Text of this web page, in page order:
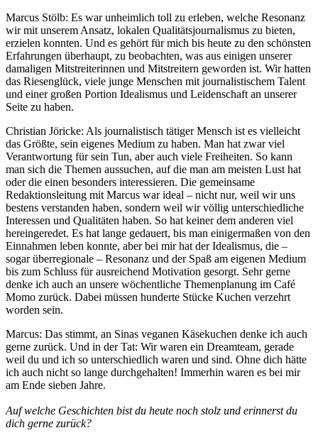
Marcus Stölb: Es war unheimlich toll zu erleben, welche Resonanz
wir mit unserem Ansatz, lokalen Qualitätsjournalismus zu bieten,
erzielen konnten. Und es gehört für mich bis heute zu den schönsten
Erfahrungen überhaupt, zu beobachten, was aus einigen unserer
damaligen Mitstreiterinnen und Mitstreitern geworden ist. Wir hatten
das Riesenglück, viele junge Menschen mit journalistischem Talent
und einer großen Portion Idealismus und Leidenschaft an unserer
Seite zu haben.
Christian Jöricke: Als journalistisch tätiger Mensch ist es vielleicht
das Größte, sein eigenes Medium zu haben. Man hat zwar viel
Verantwortung für sein Tun, aber auch viele Freiheiten. So kann
man sich die Themen aussuchen, auf die man am meisten Lust hat
oder die einen besonders interessieren. Die gemeinsame
Redaktionsleitung mit Marcus war ideal – nicht nur, weil wir uns
bestens verstanden haben, sondern weil wir völlig unterschiedliche
Interessen und Qualitäten haben. So hat keiner dem anderen viel
hereingeredet. Es hat lange gedauert, bis man einigermaßen von den
Einnahmen leben konnte, aber bei mir hat der Idealismus, die –
sogar überregionale – Resonanz und der Spaß am eigenen Medium
bis zum Schluss für ausreichend Motivation gesorgt. Sehr gerne
denke ich auch an unsere wöchentliche Themenplanung im Café
Momo zurück. Dabei müssen hunderte Stücke Kuchen verzehrt
worden sein.
Marcus: Das stimmt, an Sinas veganen Käsekuchen denke ich auch
gerne zurück. Und in der Tat: Wir waren ein Dreamteam, gerade
weil du und ich so unterschiedlich waren und sind. Ohne dich hätte
ich auch nicht so lange durchgehalten! Immerhin waren es bei mir
am Ende sieben Jahre.
Auf welche Geschichten bist du heute noch stolz und erinnerst du
dich gerne zurück?